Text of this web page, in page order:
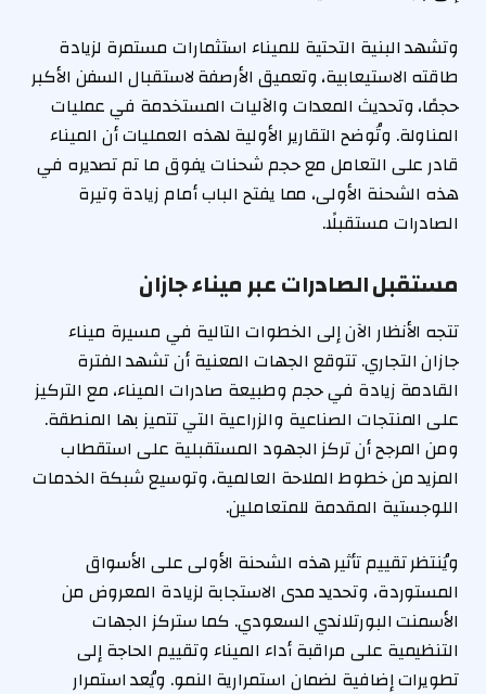
وتشهد البنية التحتية للميناء استثمارات مستمرة لزيادة
طاقته الاستيعابية، وتعميق الأرصفة لاستقبال السفن الأكبر
حجمًا، وتحديث المعدات والآليات المستخدمة في عمليات
المناولة. وتُوضح التقارير الأولية لهذه العمليات أن الميناء
قادر على التعامل مع حجم شحنات يفوق ما تم تصديره في
هذه الشحنة الأولى، مما يفتح الباب أمام زيادة وتيرة
الصادرات مستقبلًا.
مستقبل الصادرات عبر ميناء جازان
تتجه الأنظار الآن إلى الخطوات التالية في مسيرة ميناء
جازان التجاري. تتوقع الجهات المعنية أن تشهد الفترة
القادمة زيادة في حجم وطبيعة صادرات الميناء، مع التركيز
على المنتجات الصناعية والزراعية التي تتميز بها المنطقة.
ومن المرجح أن تركز الجهود المستقبلية على استقطاب
المزيد من خطوط الملاحة العالمية، وتوسيع شبكة الخدمات
اللوجستية المقدمة للمتعاملين.
ويُنتظر تقييم تأثير هذه الشحنة الأولى على الأسواق
المستوردة، وتحديد مدى الاستجابة لزيادة المعروض من
الأسمنت البورتلاندي السعودي. كما ستركز الجهات
التنظيمية على مراقبة أداء الميناء وتقييم الحاجة إلى
تطويرات إضافية لضمان استمرارية النمو. ويُعد استمرار